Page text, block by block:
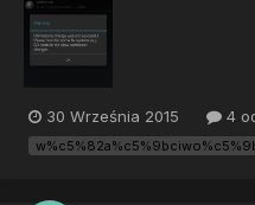
próbie zmiany własciwości
komunikat - root explorer
30 Września 2015 4